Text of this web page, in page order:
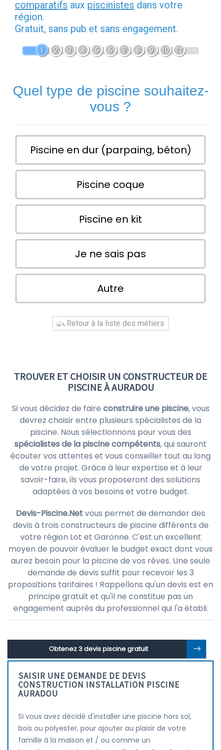
comparatifs aux piscinistes dans votre
région.
Gratuit, sans pub et sans engagement.
1 2 3 4 5 6 7 8 9 10 11
Quel type de piscine souhaitez-
vous ?
Piscine en dur (parpaing, béton)
Piscine coque
Piscine en kit
Je ne sais pas
Autre
Retour à la liste des métiers
TROUVER ET CHOISIR UN CONSTRUCTEUR DE
PISCINE À AURADOU
Si vous décidez de faire construire une piscine, vous
devrez choisir entre plusieurs spécialistes de la
piscine. Nous sélectionnons pour vous des
spécialistes de la piscine compétents, qui sauront
écouter vos attentes et vous conseiller tout au long
de votre projet. Grâce à leur expertise et à leur
savoir-faire, ils vous proposeront des solutions
adaptées à vos besoins et votre budget.
Devis-Piscine.Netvous permet de demander des
devis à trois constructeurs de piscine différents de
votre région Lot et Garonne. C'est un excellent
moyen de pouvoir évaluer le budget exact dont vous
aurez besoin pour la piscine de vos rêves. Une seule
demande de devis suffit pour recevoir les 3
propositions tarifaires ! Rappellons qu'un devis est en
principe gratuit et qu'il ne constitue pas un
engagement auprès du professionnel qui l'a établi.
Obtenez 3 devis piscine gratuit
SAISIR UNE DEMANDE DE DEVIS
CONSTRUCTION INSTALLATION PISCINE
AURADOU
Si vous avez décidé d'installer une piscine hors sol,
bois ou polyester, pour ajouter au plaisir de votre
famille à la maison et / ou comme un